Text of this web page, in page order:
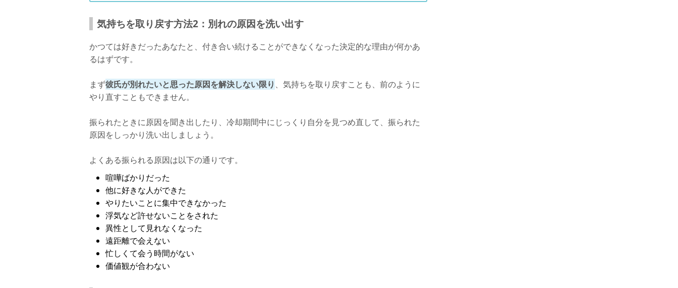
気持ちを取り戻す方法2：別れの原因を洗い出す
かつては好きだったあなたと、付き合い続けることができなくなった決定的な理由が何かあ
るはずです。
まず彼氏が別れたいと思った原因を解決しない限り 、気持ちを取り戻すことも、前のように
やり直すこともできません。
振られたときに原因を聞き出したり、冷却期間中にじっくり自分を見つめ直して、振られた
原因をしっかり洗い出しましょう。
よくある振られる原因は以下の通りです。
喧嘩ばかりだった
他に好きな人ができた
やりたいことに集中できなかった
浮気など許せないことをされた
異性として見れなくなった
遠距離で会えない
忙しくて会う時間がない
価値観が合わない